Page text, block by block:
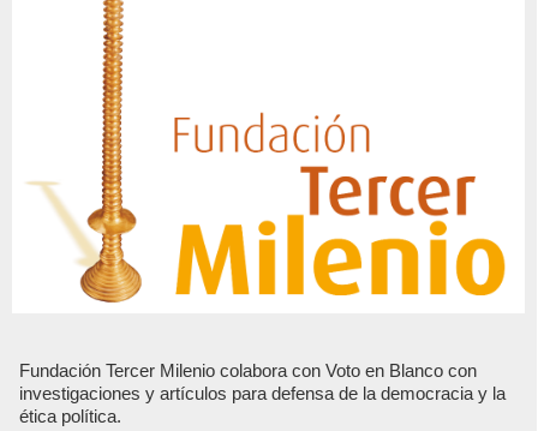
Fundación Tercer Milenio colabora con Voto en Blanco con
investigaciones y artículos para defensa de la democracia y la
ética política.